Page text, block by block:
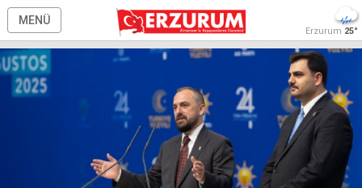
MENÜ
Erzurum 25°